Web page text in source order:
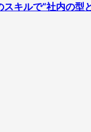
キルで“社内の型